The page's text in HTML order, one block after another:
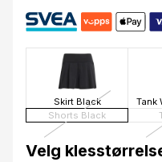
Skirt Black Tank
Shorts Black
Velg